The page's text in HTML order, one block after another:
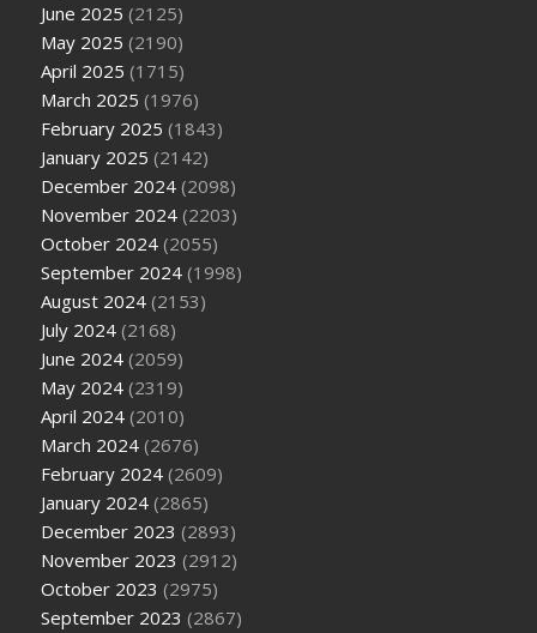
June 2025 (2125)
May 2025 (2190)
April 2025 (1715)
March 2025 (1976)
February 2025 (1843)
January 2025 (2142)
December 2024 (2098)
November 2024 (2203)
October 2024 (2055)
September 2024 (1998)
August 2024 (2153)
July 2024 (2168)
June 2024 (2059)
May 2024 (2319)
April 2024 (2010)
March 2024 (2676)
February 2024 (2609)
January 2024 (2865)
December 2023 (2893)
November 2023 (2912)
October 2023 (2975)
September 2023 (2867)